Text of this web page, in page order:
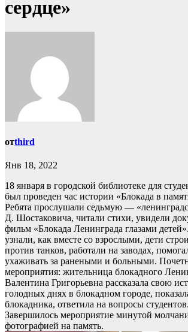
сердце»
отthird
Янв 18, 2022
18 января в городской библиотеке для
был проведен час истории «Блокада в
Ребята прослушали седьмую —
Д. Шостаковича, читали стихи, увидели
фильм «Блокада Ленинграда глазами
узнали, как вместе со взрослыми, дети
против танков, работали на заводах,
ухаживать за ранеными и больными.
мероприятия: жительница блокадного
Валентина Григорьевна рассказала свою
голодных днях в блокадном городе,
блокадника, ответила на вопросы студентов.
Завершилось мероприятие минутой
фотографией на память.